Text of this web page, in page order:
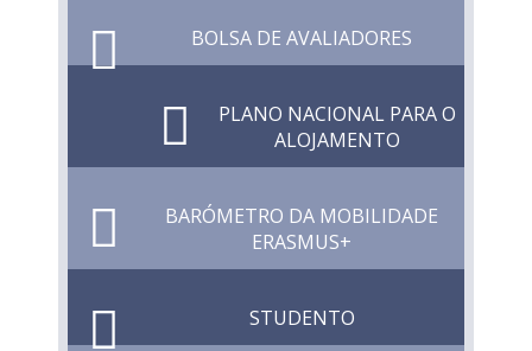
BOLSA DE AVALIADORES
PLANO NACIONAL PARA O
ALOJAMENTO
BARÓMETRO DA MOBILIDADE
ERASMUS+
STUDENTO